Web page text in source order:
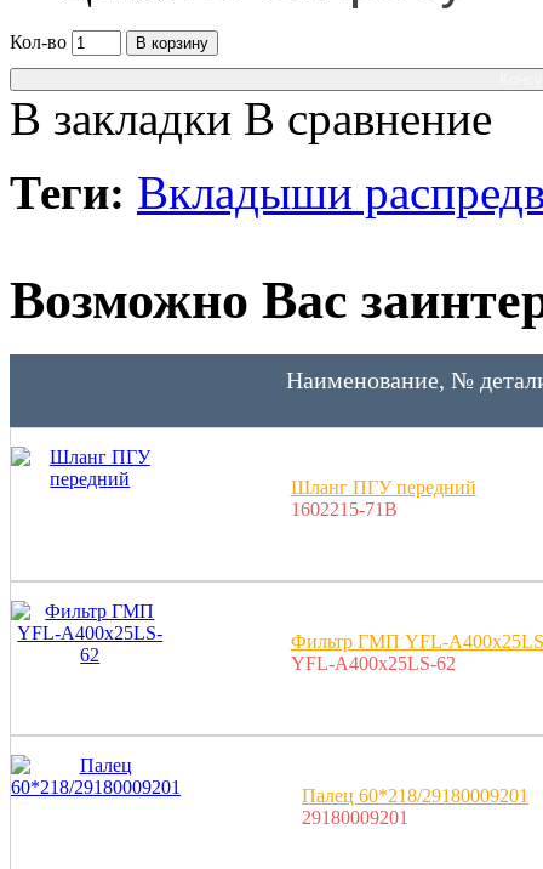
Кол-во
В корзину
В закладки В сравнение
Теги: Вкладыши
Возможно Вас
Наименование, №
Шланг ПГУ передний
1602215-71B
Фильтр ГМП YFL-
YFL-A400x25LS-62
Палец 60*218/29180009201
29180009201